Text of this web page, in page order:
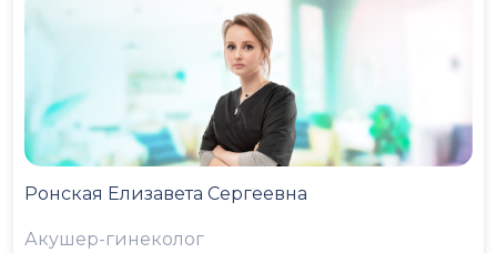
Ронская Елизавета Сергеевна
Акушер-гинеколог